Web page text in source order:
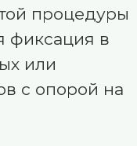
процедуры
фиксация в
или
с опорой на